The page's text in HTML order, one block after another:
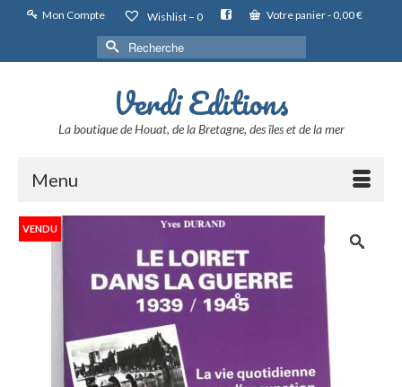
Mon Compte Wishlist – 0 Votre panier- 0,00€
Rechercher :
Verdi Editions
La boutique de Houat, de la Bretagne, des îles et de la mer
Menu
VENDU